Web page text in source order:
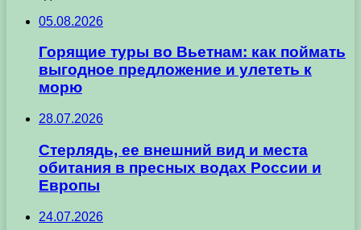
05.08.2026
Горящие туры во Вьетнам: как поймать
выгодное предложение и улететь к
морю
28.07.2026
Стерлядь, ее внешний вид и места
обитания в пресных водах России и
Европы
24.07.2026